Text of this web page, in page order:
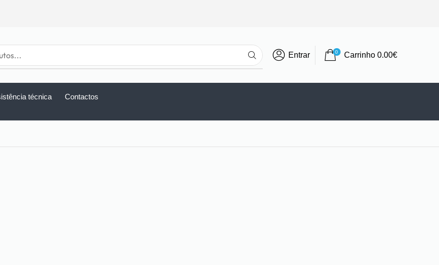
Entrar 0 Carrinho0.00€
técnica Contactos